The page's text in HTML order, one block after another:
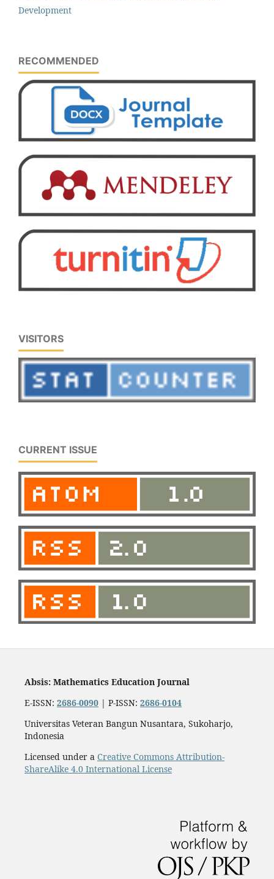
RECOMMENDED
VISITORS
CURRENT ISSUE
Absis: Mathematics Education Journal
E-ISSN: 2686-0090 | P-ISSN: 2686-0104
Universitas Veteran Bangun Nusantara, Sukoharjo,
Indonesia
Licensed under a Creative Commons Attribution-
ShareAlike 4.0 International License